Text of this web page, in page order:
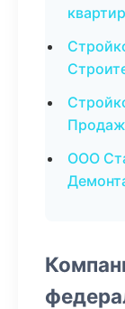
квартир
ООО